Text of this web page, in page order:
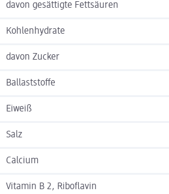
davon gesättigte Fettsäuren
Kohlenhydrate
davon Zucker
Ballaststoffe
Eiweiß
Salz
Calcium
Vitamin B 2, Riboflavin